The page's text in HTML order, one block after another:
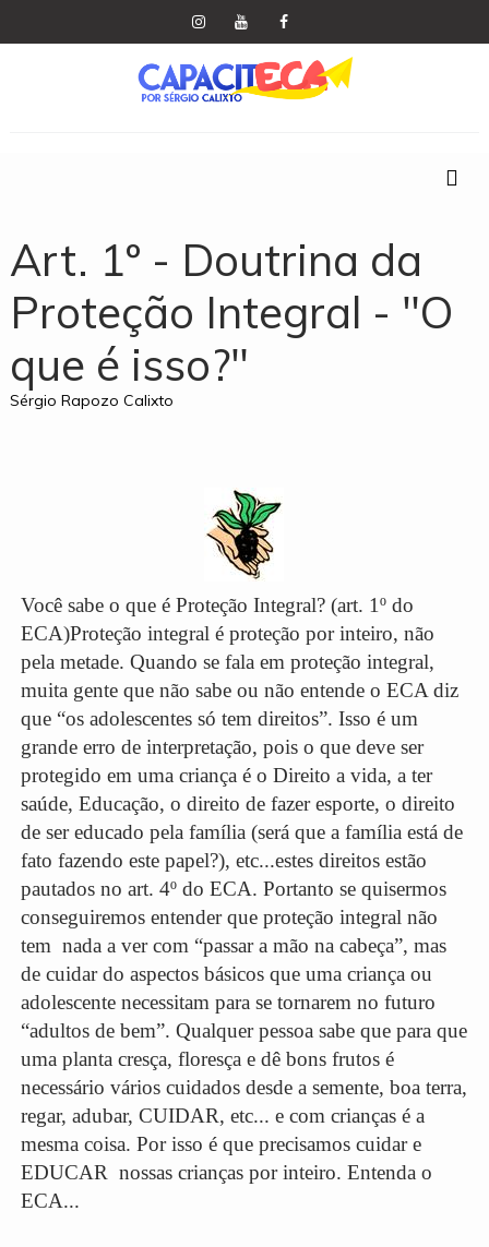
Art. 1º - Doutrina da
Proteção Integral - "O
que é isso?"
Sérgio Rapozo Calixto
Você sabe o que é Proteção Integral? (art. 1º do
ECA)Proteção integral é proteção por inteiro, não
pela metade. Quando se fala em proteção integral,
muita gente que não sabe ou não entende o ECA diz
que “os adolescentes só tem direitos”. Isso é um
grande erro de interpretação, pois o que deve ser
protegido em uma criança é o Direito a vida, a ter
saúde, Educação, o direito de fazer esporte, o direito
de ser educado pela família (será que a família está de
fato fazendo este papel?), etc...estes direitos estão
pautados no art. 4º do ECA. Portanto se quisermos
conseguiremos entender que proteção integral não
tem nada a ver com “passar a mão na cabeça”, mas
de cuidar do aspectos básicos que uma criança ou
adolescente necessitam para se tornarem no futuro
“adultos de bem”. Qualquer pessoa sabe que para que
uma planta cresça, floresça e dê bons frutos é
necessário vários cuidados desde a semente, boa terra,
regar, adubar, CUIDAR, etc... e com crianças é a
mesma coisa. Por isso é que precisamos cuidar e
EDUCAR nossas crianças por inteiro. Entenda o
ECA...